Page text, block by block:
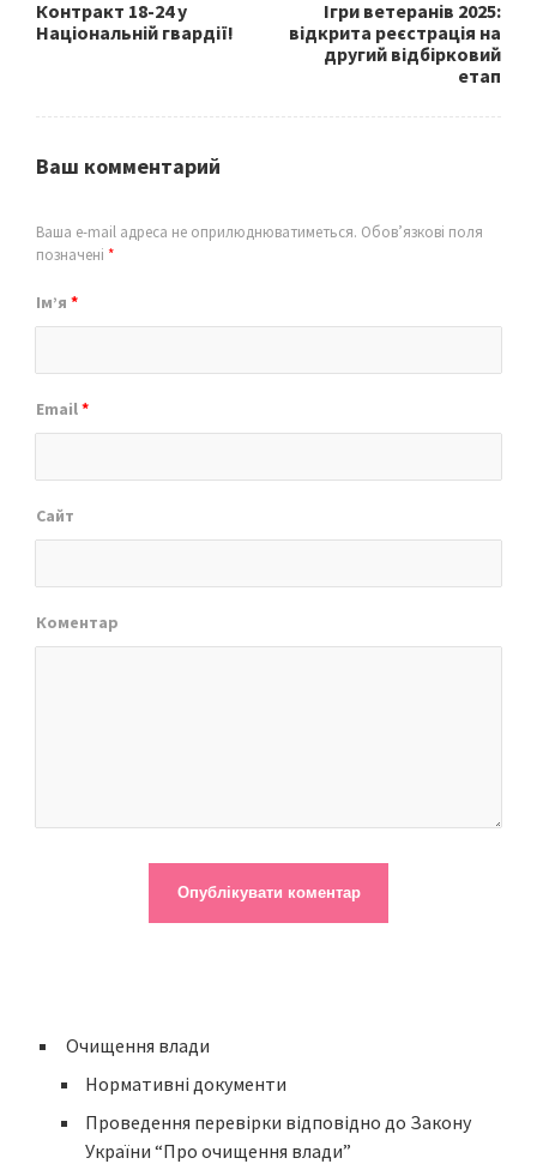
Контракт 18-24 у
Національній гвардії!
Ігри ветеранів 2025:
відкрита реєстрація на
другий відбірковий
етап
Ваш комментарий
Ваша e-mail адреса не оприлюднюватиметься. Обов’язкові поля
позначені *
Ім’я *
Email*
Сайт
Коментар
Очищення влади
Нормативні документи
Проведення перевірки відповідно до Закону
України “Про очищення влади”